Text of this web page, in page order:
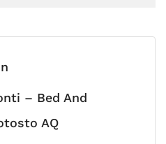
– Bed And
AQ